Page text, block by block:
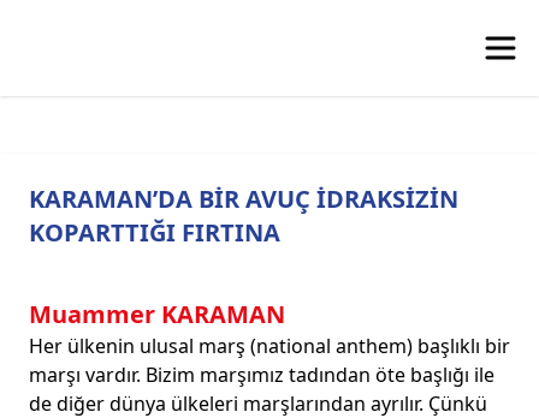
KARAMAN’DA BİR AVUÇ İDRAKSİZİN
KOPARTTIĞI FIRTINA
Muammer KARAMAN
Her ülkenin ulusal marş (national anthem) başlıklı bir
marşı vardır. Bizim marşımız tadından öte başlığı ile
de diğer dünya ülkeleri marşlarından ayrılır. Çünkü